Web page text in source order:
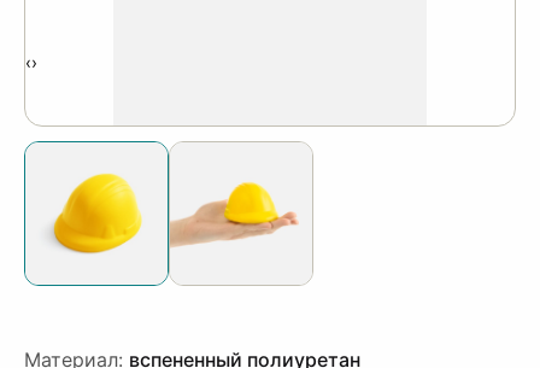
‹›
Материал: вспененный полиуретан